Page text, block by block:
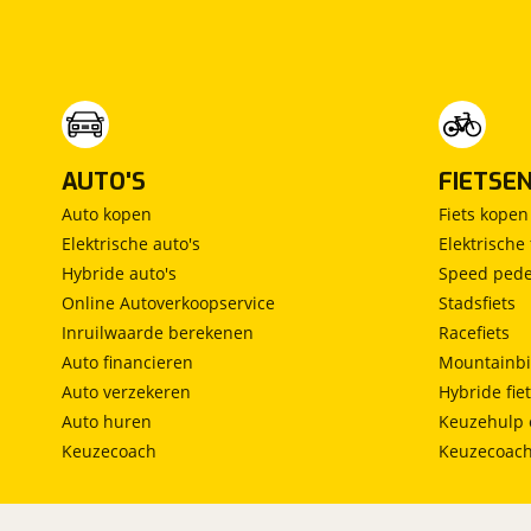
AUTO'S
Auto kopen
Elektrische auto's
Hybride auto's
Online Autoverkoopservice
Inruilwaarde berekenen
Auto financieren
Auto verzekeren
Auto huren
Keuzecoach
FIETSEN
Fiets kopen
Elektrische
Speed
Stadsfiets
Racefiets
Hybride
Keuzehulp
Keuzecoach